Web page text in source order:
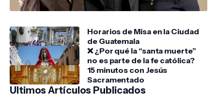
Horarios de Misa en la Ciudad
de Guatemala
❌ ¿Por qué la “santa muerte”
no es parte de la fe católica?
15 minutos con Jesús
Sacramentado
Ultimos Artículos Publicados